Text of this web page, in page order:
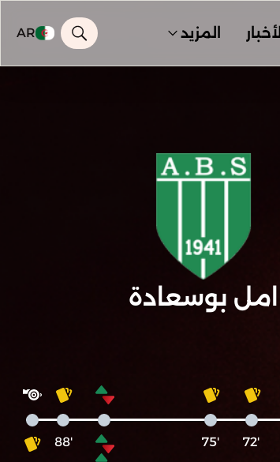
الأخبار المزيد AR
امل بوسعادة
'72
'75
'88